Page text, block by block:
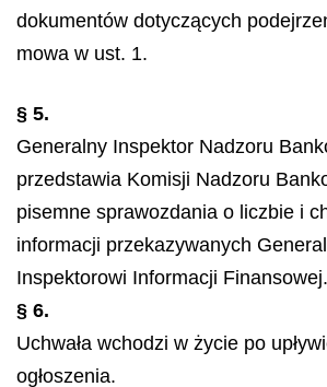
dokumentów dotyczących
mowa w ust. 1.
§ 5.
Generalny Inspektor Nadzoru
przedstawia Komisji Nadzoru
pisemne sprawozdania o liczbie i
informacji przekazywanych
Inspektorowi Informacji Finansowej.
§ 6.
Uchwała wchodzi w życie po
ogłoszenia.